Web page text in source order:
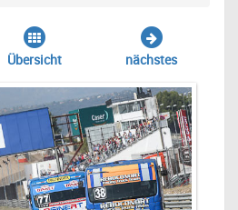
Übersicht nächstes